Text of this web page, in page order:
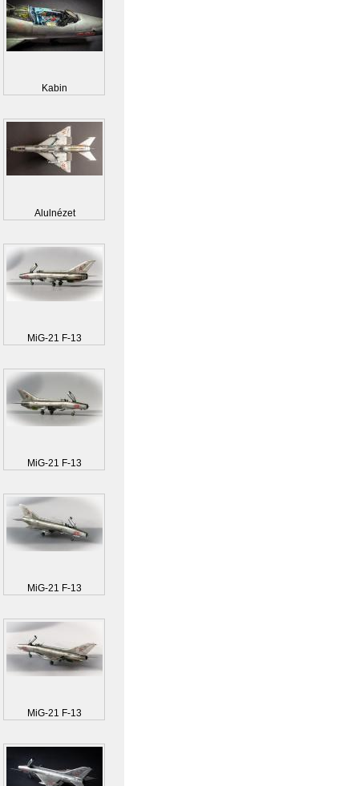
Kabin
Alulnézet
MiG-21 F-13
MiG-21 F-13
MiG-21 F-13
MiG-21 F-13